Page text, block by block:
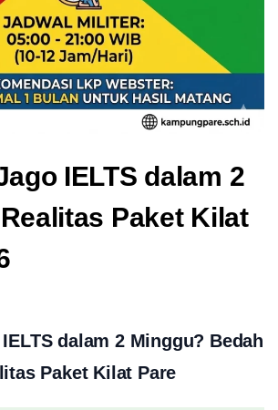
IELTS dalam 2
Paket Kilat
dalam 2 Minggu? Bedah
Paket Kilat Pare